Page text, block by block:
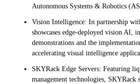
Autonomous Systems & Robotics
Vision Intelligence: In partnership
showcases edge-deployed vision AI,
demonstrations and the
accelerating visual intelligence
SKYRack Edge Servers: Featuring
management technologies, SKYRack